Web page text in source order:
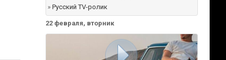
» Русский TV-ролик
22 февраля, вторник